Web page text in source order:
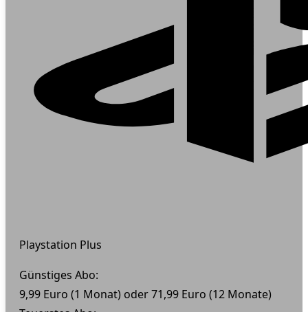
Playstation Plus
Günstiges Abo:
9,99 Euro (1 Monat) oder 71,99 Euro (12 Monate)